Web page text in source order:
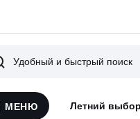
Меню
МЕНЮ Летний